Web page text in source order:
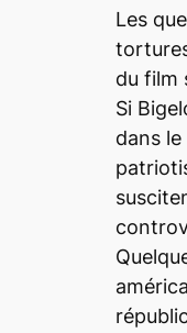
Les
du film
Si
dans le